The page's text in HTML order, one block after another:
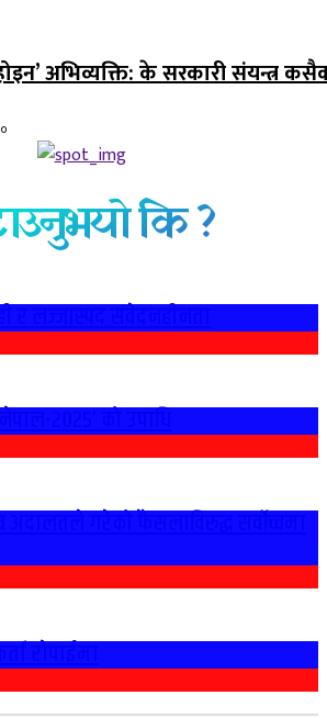
अभिव्यक्ति: के सरकारी संयन्त्र
कि ?